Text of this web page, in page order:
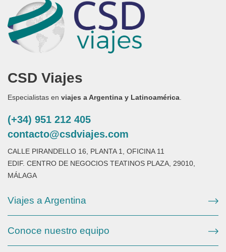
CSD Viajes
Especialistas en viajes a Argentina y Latinoamérica.
(+34) 951 212 405
contacto@csdviajes.com
CALLE PIRANDELLO 16, PLANTA 1, OFICINA 11
EDIF. CENTRO DE NEGOCIOS TEATINOS PLAZA, 29010,
MÁLAGA
Viajes a Argentina
Conoce nuestro equipo